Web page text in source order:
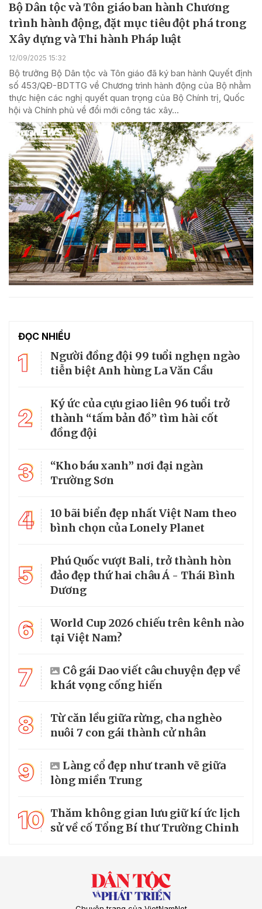
Bộ Dân tộc và Tôn giáo ban hành Chương
trình hành động, đặt mục tiêu đột phá trong
Xây dựng và Thi hành Pháp luật
12/09/2025 15:32
Bộ trưởng Bộ Dân tộc và Tôn giáo đã ký ban hành Quyết định
số 453/QĐ-BDTTG về Chương trình hành động của Bộ nhằm
thực hiện các nghị quyết quan trọng của Bộ Chính trị, Quốc
hội và Chính phủ về đổi mới công tác xây...
ĐỌC NHIỀU
1
Người đồng đội 99 tuổi nghẹn ngào
tiễn biệt Anh hùng La Văn Cầu
2
Ký ức của cựu giao liên 96 tuổi trở
thành “tấm bản đồ” tìm hài cốt
đồng đội
3
“Kho báu xanh” nơi đại ngàn
Trường Sơn
4
10 bãi biển đẹp nhất Việt Nam theo
bình chọn của Lonely Planet
5
Phú Quốc vượt Bali, trở thành hòn
đảo đẹp thứ hai châu Á - Thái Bình
Dương
6
World Cup 2026 chiếu trên kênh nào
tại Việt Nam?
7
Cô gái Dao viết câu chuyện đẹp về
khát vọng cống hiến
8
Từ căn lều giữa rừng, cha nghèo
nuôi 7 con gái thành cử nhân
9
Làng cổ đẹp như tranh vẽ giữa
lòng miền Trung
10 Thăm không gian lưu giữ kí ức lịch
sử về cố Tổng Bí thư Trường Chinh